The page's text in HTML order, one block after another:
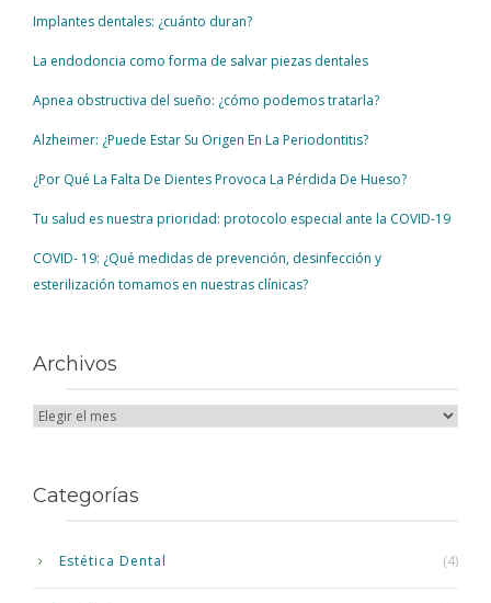
Implantes dentales: ¿cuánto duran?
La endodoncia como forma de salvar piezas dentales
Apnea obstructiva del sueño: ¿cómo podemos tratarla?
Alzheimer: ¿Puede Estar Su Origen En La Periodontitis?
¿Por Qué La Falta De Dientes Provoca La Pérdida De Hueso?
Tu salud es nuestra prioridad: protocolo especial ante la COVID-19
COVID- 19: ¿Qué medidas de prevención, desinfección y
esterilización tomamos en nuestras clínicas?
Archivos
Categorías
Estética Dental (4)